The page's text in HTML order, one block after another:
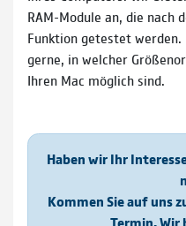
RAM-Module an, die nach
Funktion getestet werden.
gerne, in welcher
Ihren Mac möglich sind.
Haben wir Ihr
Kommen Sie auf uns
Termin. Wir